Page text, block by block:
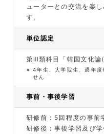
ューターとの交流を楽
す。
単位認定
第Ⅲ類科目「韓国文化
※ 4年生、大学院生、過年
せん
事前・事後学習
研修前：5回程度の事前
研修後：事後学習及び